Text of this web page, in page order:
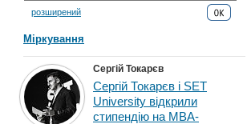
розширений
Міркування
Сергій Токарєв
Сергій Токарєв і SET
University відкрили
стипендію на MBA-